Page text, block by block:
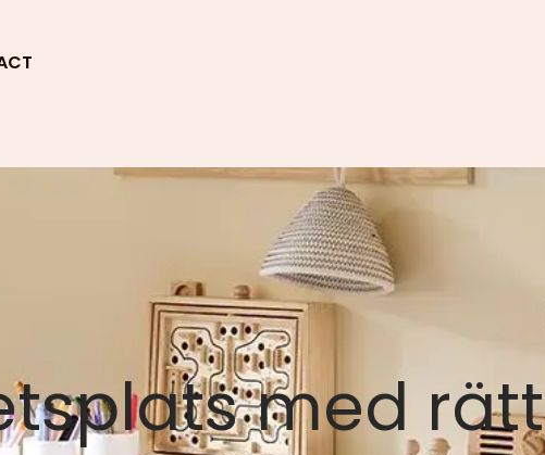
med rätt